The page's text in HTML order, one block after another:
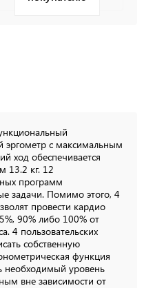
эргометр с максимальным
ход обеспечивается
13.2 кг. 12
программ
задачи. Помимо этого, 4
провести кардио
90% либо 100% от
4 пользовательских
собственную
функция
необходимый уровень
вне зависимости от